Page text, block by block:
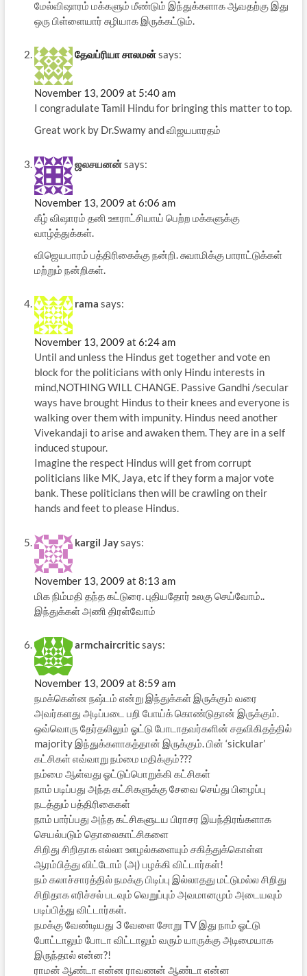
மேல்விஷாரம் மக்களும் மீண்டும் இந்துக்களாக ஆவதற்கு இது
ஒரு பிள்ளையார் சுழியாக இருக்கட்டும்.
தேவப்ரியா சாலமன்says:
November 13, 2009 at 5:40 am
I congradulate Tamil Hindu for bringing this matter to top.
Great work by Dr.Swamy and விஜயபாரதம்
ஜலசயனன்says:
November 13, 2009 at 6:06 am
கீழ் விஷாரம் தனி ஊராட்சியாய் பெற்ற மக்களுக்கு
வாழ்த்துக்கள்.
விஜெயபாரம் பத்திரிகைக்கு நன்றி. சுவாமிக்கு பாராட்டுக்கள்
மற்றும் நன்றிகள்.
rama says:
November 13, 2009 at 6:24 am
Until and unless the Hindus get together and vote en
block for the politicians with only Hindu interests in
mind,NOTHING WILL CHANGE. Passive Gandhi /secular
ways have brought Hindus to their knees and everyone is
walking over them with impunity. Hindus need another
Vivekandaji to arise and awaken them. They are in a self
induced stupour.
Imagine the respect Hindus will get from corrupt
politicians like MK, Jaya, etc if they form a major vote
bank. These politicians then will be crawling on their
hands and feet to please Hindus.
kargil Jaysays:
November 13, 2009 at 8:13 am
மிக நிம்மதி தந்த கட்டுரை. புதியதோர் உலகு செய்வோம்..
இந்துக்கள் அணி திரள்வோம்
armchaircriticsays:
November 13, 2009 at 8:59 am
நமக்கென்ன நஷ்டம் என்று இந்துக்கள் இருக்கும் வரை
அவர்களது அடிப்படை பறி போய்க் கொண்டுதான் இருக்கும்.
ஒவ்வொரு தேர்தலிலும் ஓட்டு போடாதவர்களின் சதவிகிதத்தில்
majority இந்துக்களாகத்தான் இருக்கும். பின் ‘sickular’
கட்சிகள் எவ்வாறு நம்மை மதிக்கும்???
நம்மை ஆள்வது ஓட்டுப்பொறுக்கி கட்சிகள்
நாம் படிப்பது அந்த கட்சிகளுக்கு சேவை செய்து பிழைப்பு
நடத்தும் பத்திரிகைகள்
நாம் பார்ப்பது அந்த கட்சிகளுடய பிராசர இயந்திரங்களாக
செயல்படும் தொலைகாட்சிகளை
சிறிது சிறிதாக எல்லா ஊழல்களையும் சகித்துக்கொள்ள
ஆரம்பித்து விட்டோம் (அ) பழக்கி விட்டார்கள்!
நம் கலாச்சாரத்தில் நமக்கு பிடிப்பு இல்லாதது மட்டுமல்ல சிறிது
சிறிதாக எரிச்சல் படவும் வெறுப்பும் அவமானமும் அடையவும்
படிப்பித்து விட்டார்கள்.
நமக்கு வேண்டியது 3 வேளை சோறு TV இது நாம் ஓட்டு
போட்டாலும் போடா விட்டாலும் வரும் யாருக்கு அடிமையாக
இருந்தால் என்ன?!
ராமன் ஆண்டா என்ன ராவணன் ஆண்டா என்ன